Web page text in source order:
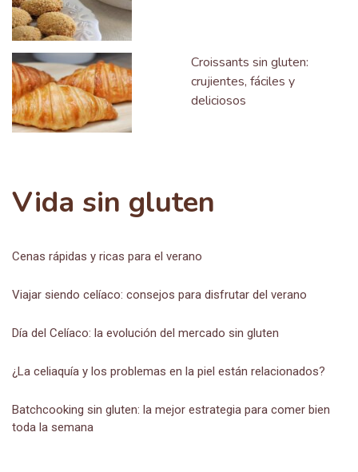
Croissants sin gluten:
crujientes, fáciles y
deliciosos
Vida sin gluten
Cenas rápidas y ricas para el verano
Viajar siendo celíaco: consejos para disfrutar del verano
Día del Celíaco: la evolución del mercado sin gluten
¿La celiaquía y los problemas en la piel están relacionados?
Batchcooking sin gluten: la mejor estrategia para comer bien
toda la semana